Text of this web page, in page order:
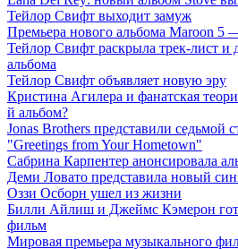
Тейлор Свифт выходит замуж
Премьера нового альбома Maroon 5
Тейлор Свифт раскрыла трек-лист и
альбома
Тейлор Свифт объявляет новую эру
Кристина Агилера и фанатская
й альбом?
Jonas Brothers представили
"Greetings from Your Hometown"
Сабрина Карпентер анонсировала
Деми Ловато представила новый
Оззи Осборн ушел из жизни
Билли Айлиш и Джеймс Кэмерон
фильм
Мировая премьера музыкального